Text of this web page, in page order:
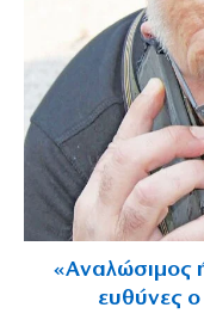
«Aναλώσιμος
ευθύνες